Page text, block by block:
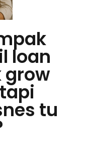
loan
grow
tu